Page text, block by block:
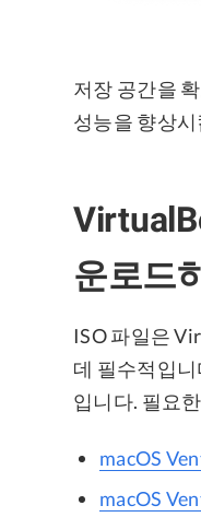
저장 공간을
성능을 향상
운로드
ISO 파일은
데 필수적입
입니다. 필요
macOS
macOS